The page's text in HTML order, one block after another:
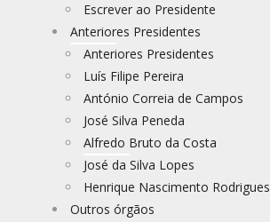
Escrever ao Presidente
Anteriores Presidentes
Anteriores Presidentes
Luís Filipe Pereira
António Correia de Campos
José Silva Peneda
Alfredo Bruto da Costa
José da Silva Lopes
Henrique Nascimento Rodrigues
Outros órgãos